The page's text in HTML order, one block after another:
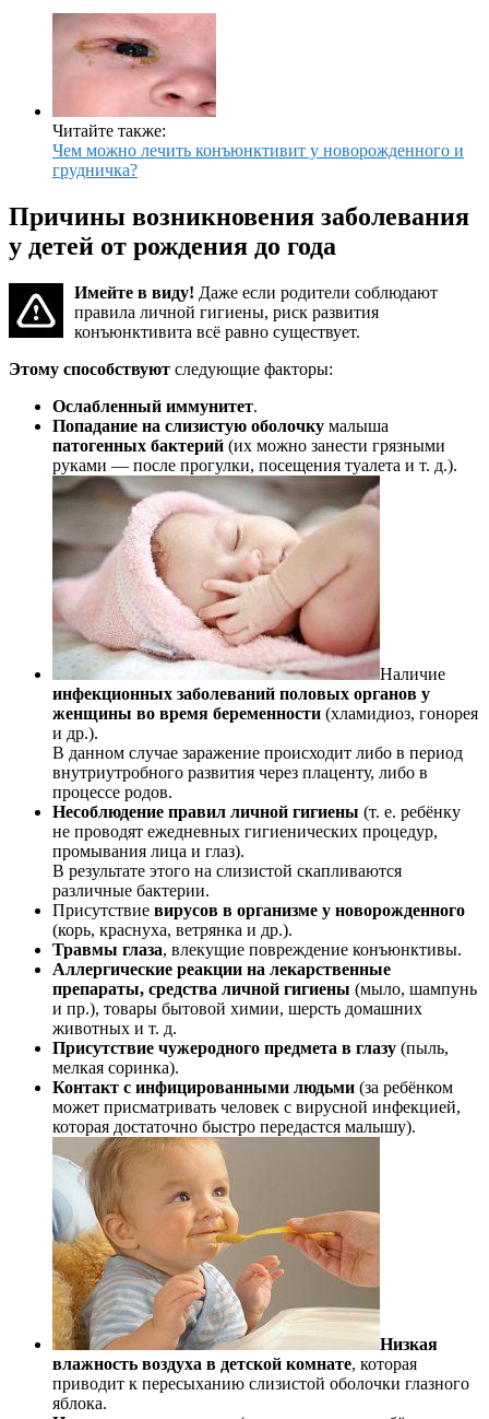
Читайте также:
Чем можно лечить конъюнктивит у новорожденного и
грудничка?
Причины возникновения заболевания
у детей от рождения до года
Имейте в виду! Даже если родители соблюдают
правила личной гигиены, риск развития
конъюнктивита всё равно существует.
Этому способствуют следующие факторы:
Ослабленный иммунитет.
Попадание на слизистую оболочку малыша
патогенных бактерий (их можно занести грязными
руками — после прогулки, посещения туалета и т. д.).
Наличие
инфекционных заболеваний половых органов у
женщины во время беременности (хламидиоз, гонорея
и др.).
В данном случае заражение происходит либо в период
внутриутробного развития через плаценту, либо в
процессе родов.
Несоблюдение правил личной гигиены (т. е. ребёнку
не проводят ежедневных гигиенических процедур,
промывания лица и глаз).
В результате этого на слизистой скапливаются
различные бактерии.
Присутствие вирусов в организме у новорожденного
(корь, краснуха, ветрянка и др.).
Травмы глаза, влекущие повреждение конъюнктивы.
Аллергические реакции на лекарственные
препараты, средства личной гигиены (мыло, шампунь
и пр.), товары бытовой химии, шерсть домашних
животных и т. д.
Присутствие чужеродного предмета в глазу (пыль,
мелкая соринка).
Контакт с инфицированными людьми (за ребёнком
может присматривать человек с вирусной инфекцией,
которая достаточно быстро передастся малышу).
Низкая
влажность воздуха в детской комнате, которая
приводит к пересыханию слизистой оболочки глазного
яблока.